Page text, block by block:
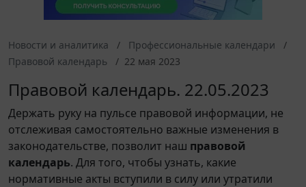
Новости и аналитика
Профессиональные календари
Правовой календарь
22 мая 2023
Правовой календарь. 22.05.2023
Держать руку на пульсе правовой информации, не
отслеживая самостоятельно важные изменения в
законодательстве, позволит наш правовой
календарь. Для того, чтобы узнать, какие
нормативные акты вступили в силу или утратили